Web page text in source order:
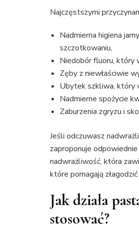
Najczęstszymi
Nadmierna higiena
szczotkowaniu,
Niedobór fluoru, który
Zęby z niewłaściwie
Ubytek szkliwa, który
Nadmierne spożycie
Zaburzenia zgryzu i
Jeśli odczuwasz
zaproponuje
nadwrażliwość, która
które pomagają
Jak działa
stosować?